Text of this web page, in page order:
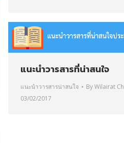
แนะนำวารสารที่น่าสนใจ
แนะนำวารสารน่าสนใจ ByWilairat
03/02/2017